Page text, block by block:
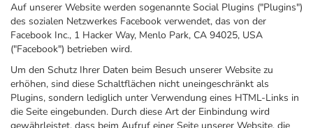
Auf unserer Website werden sogenannte Social Plugins ("Plugins")
des sozialen Netzwerkes Facebook verwendet, das von der
Facebook Inc., 1 Hacker Way, Menlo Park, CA 94025, USA
("Facebook") betrieben wird.
Um den Schutz Ihrer Daten beim Besuch unserer Website zu
erhöhen, sind diese Schaltflächen nicht uneingeschränkt als
Plugins, sondern lediglich unter Verwendung eines HTML-Links in
die Seite eingebunden. Durch diese Art der Einbindung wird